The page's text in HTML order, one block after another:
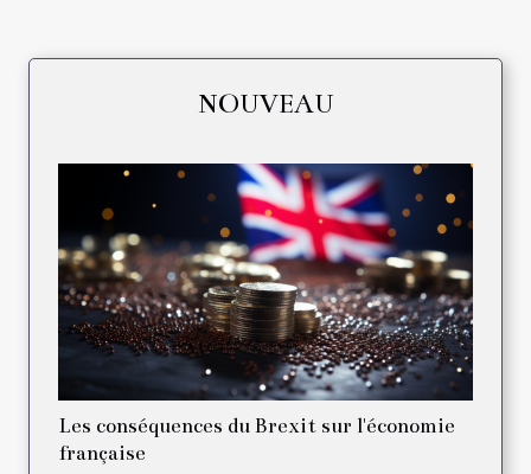
NOUVEAU
Les conséquences du Brexit sur l'économie
française